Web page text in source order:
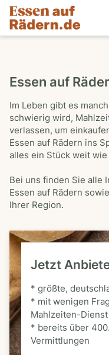
Essen auf
Im Leben gibt es
schwierig wird,
verlassen, um
Essen auf Rädern ins
alles ein Stück weit
Bei uns finden Sie alle
Essen auf Rädern
Ihrer Region.
Jetzt
* größte,
* mit wenigen
Mahlzeiten-Dienst
* bereits über
Vermittlungen